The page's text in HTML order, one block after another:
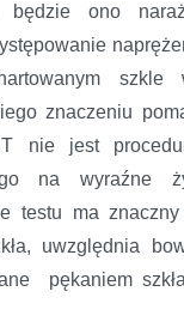
ono
znaczeniu
nie jest
na wyraźne
testu ma
uwzględnia
pękaniem